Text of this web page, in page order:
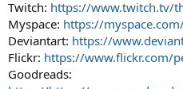
Twitch: https://www.twitch.tv/
Myspace: https://
Deviantart: https://
Flickr: https://www.flickr.com/
Goodreads: